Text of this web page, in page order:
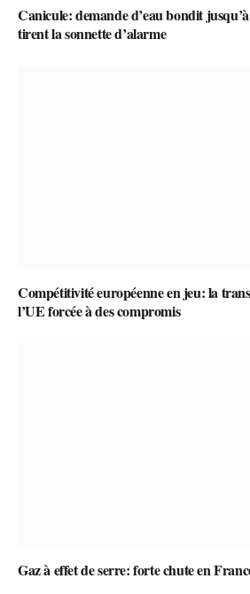
Canicule: demande d’eau bondit
tirent la sonnette d’alarme
Compétitivité européenne en jeu: la
l’UE forcée à des compromis
Gaz à effet de serre: forte chute en